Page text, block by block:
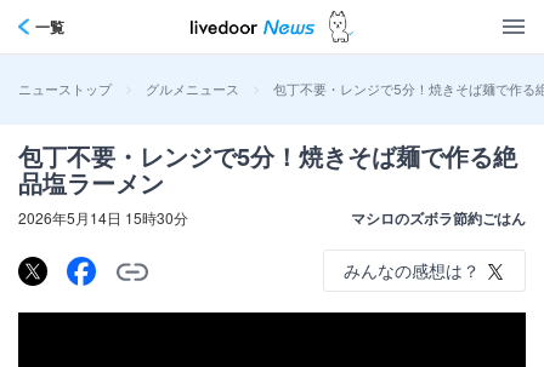
一覧
ニューストップ > グルメニュース > 包丁不要・レンジで5分！焼きそば麺で作る
包丁不要・レンジで5分！焼きそば麺で作る絶
品塩ラーメン
2026年5月14日 15時30分 マシロのズボラ節約ごはん
みんなの感想は？